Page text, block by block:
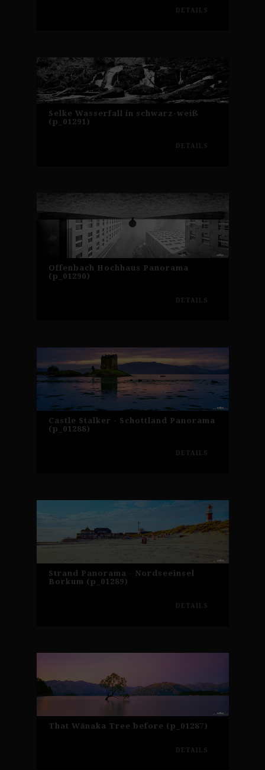
DETAILS
Selke Wasserfall in schwarz-weiß
(p_01291)
DETAILS
Offenbach Hochhaus Panorama
(p_01290)
DETAILS
Castle Stalker - Schottland Panorama
(p_01288)
DETAILS
Strand Panorama - Nordseeinsel
Borkum (p_01289)
DETAILS
That Wānaka Tree before (p_01287)
DETAILS